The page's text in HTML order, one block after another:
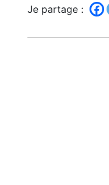
Je partage :